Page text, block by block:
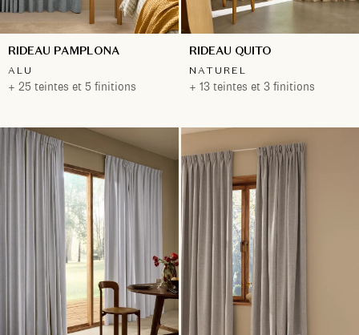
RIDEAU PAMPLONA
ALU
+ 25 teintes et 5 finitions
RIDEAU QUITO
NATUREL
+ 13 teintes et 3 finitions